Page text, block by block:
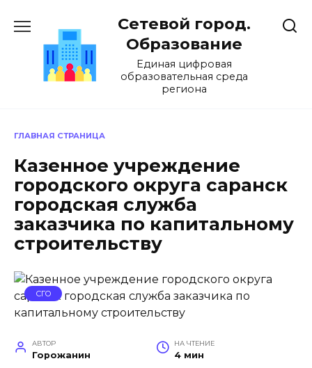
содержанию
Сетевой город.
Образование
Единая цифровая
образовательная среда
региона
ГЛАВНАЯ СТРАНИЦА
Казенное учреждение
городского округа саранск
городская служба
заказчика по капитальному
строительству
СГО
АВТОР
Горожанин
НА ЧТЕНИЕ
4 мин